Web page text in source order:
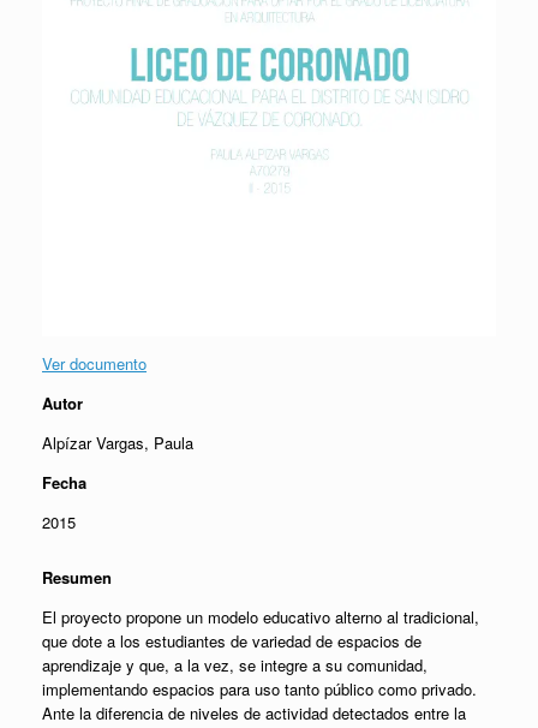
Ver documento
Autor
Alpízar Vargas, Paula
Fecha
2015
Resumen
El proyecto propone un modelo educativo alterno al tradicional,
que dote a los estudiantes de variedad de espacios de
aprendizaje y que, a la vez, se integre a su comunidad,
implementando espacios para uso tanto público como privado.
Ante la diferencia de niveles de actividad detectados entre la